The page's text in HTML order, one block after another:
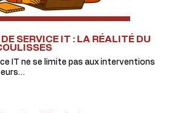
SERVICE IT : LA RÉALITÉ DU
IT ne se limite pas aux interventions